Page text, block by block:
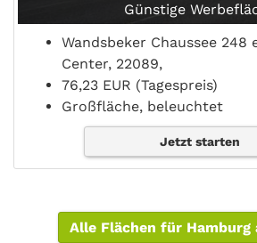
Günstige
Wandsbeker Chaussee 248
Center, 22089,
76,23 EUR (Tagespreis)
Großfläche, beleuchtet
Jetzt starten
Alle Flächen für Hamburg